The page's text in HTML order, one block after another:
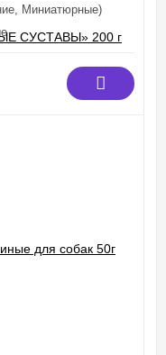
Миниатюрные)